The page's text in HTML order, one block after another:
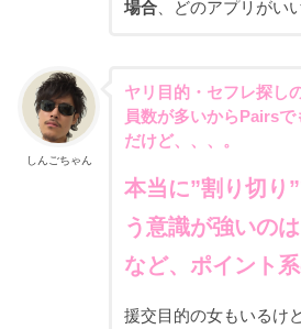
場合、どのアプリがい
しんごちゃん
ヤリ目的・セフレ探し
員数が多いからPairs
だけど、、、。
本当に”割り切り
う意識が強いの
など、ポイント
援交目的の女もいるけ